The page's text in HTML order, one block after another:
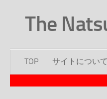
The
TOP サイトについて